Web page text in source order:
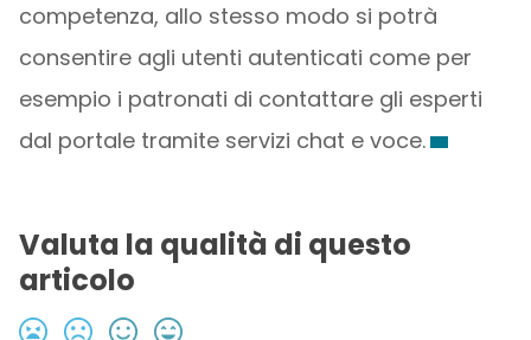
competenza, allo stesso modo si potrà
consentire agli utenti autenticati come per
esempio i patronati di contattare gli esperti
dal portale tramite servizi chat e voce.
Valuta la qualità di questo
articolo